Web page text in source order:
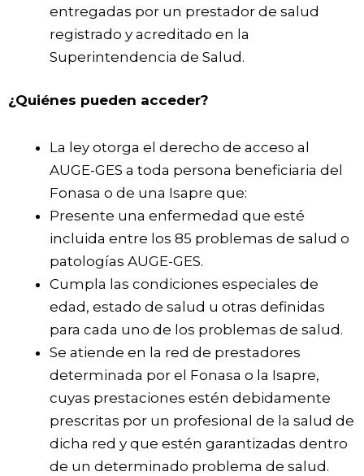
entregadas por un prestador de salud
registrado y acreditado en la
Superintendencia de Salud.
¿Quiénes pueden acceder?
La ley otorga el derecho de acceso al
AUGE-GES a toda persona beneficiaria del
Fonasa o de una Isapre que:
Presente una enfermedad que esté
incluida entre los 85 problemas de salud o
patologías AUGE-GES.
Cumpla las condiciones especiales de
edad, estado de salud u otras definidas
para cada uno de los problemas de salud.
Se atiende en la red de prestadores
determinada por el Fonasa o la Isapre,
cuyas prestaciones estén debidamente
prescritas por un profesional de la salud de
dicha red y que estén garantizadas dentro
de un determinado problema de salud.